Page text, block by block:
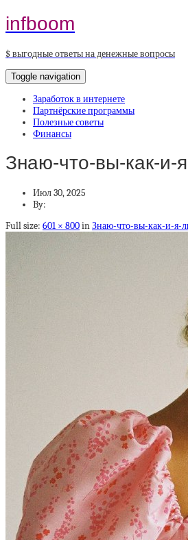
infboom
$ выгодные ответы на денежные вопросы
Toggle navigation
Заработок в интернете
Партнёрские программы
Полезные советы
Финансы
Знаю-что-вы-как-
Июл 30, 2025
By:
Full size: 601 × 800inЗнаю-что-вы-как-и-я-